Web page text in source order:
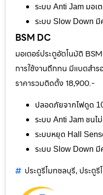
ระบบ Anti Jam มอเ
ระบบ Slow Down มี
BSM DC
มอเตอร์ประตูอัตโนมัติ
การใช้งานถึกทน มีแบตสำร
ราคารวมติดตั้ง 18,900.-
ปลอดภัยจากไฟดูด
ระบบ Anti Jam ชนไ
ระบบหยุด Hall
ระบบ Slow Down มี
ประตูรีโมทชลบุรี, ประตูรี